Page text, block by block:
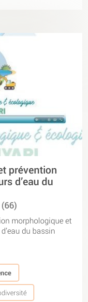
prévention
d’eau du
morphologique et
du bassin